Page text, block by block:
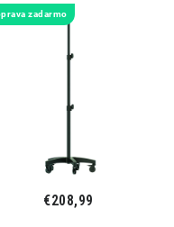
svetlá
zadarmo
€208,99